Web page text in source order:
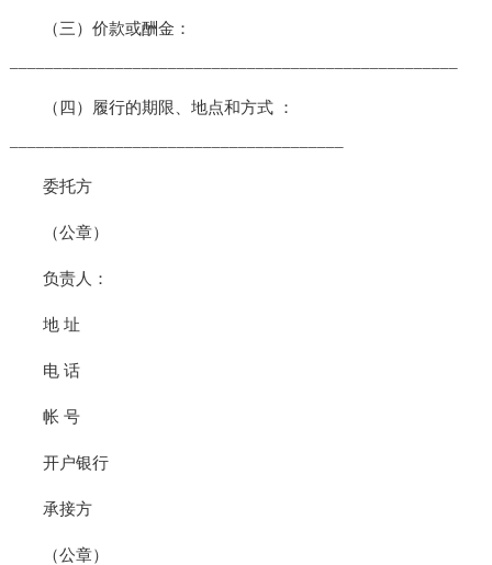
（三）价款或酬金：
（四）履行的期限、地点和方式 ：
委托方
（公章）
负责人：
地 址
电 话
帐 号
开户银行
承接方
（公章）